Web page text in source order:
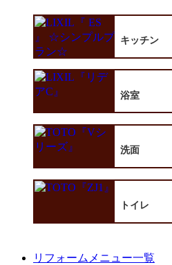
キッチン
浴室
洗面
トイレ
リフォームメニュー一覧